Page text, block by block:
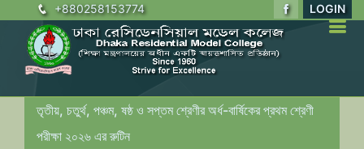
+880258153774 LOGIN
তৃতীয়, চতুর্থ, পঞ্চম, ষষ্ঠ ও সপ্তম শ্রেণীর অর্ধ-বার্ষিকের প্রথম শ্রেণী
পরীক্ষা ২০২৬ এর রুটিন